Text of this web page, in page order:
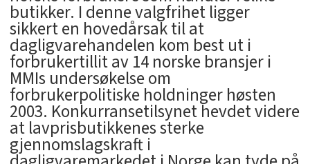
butikker. I denne valgfrihet ligger
sikkert en hovedårsak til at
dagligvarehandelen kom best ut i
forbrukertillit av 14 norske bransjer i
MMIs undersøkelse om
forbrukerpolitiske holdninger høsten
2003. Konkurransetilsynet hevdet videre
at lavprisbutikkenes sterke
gjennomslagskraft i